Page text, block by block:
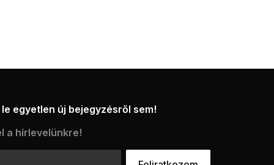
egyetlen új bejegyzésről sem!
a hírlevelünkre!